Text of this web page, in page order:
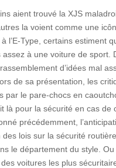
aient trouvé la XJS
la voient comme une
l’E-Type, certains estiment
à une voiture de sport.
d’idées mal
de sa présentation, les
par le pare-chocs en
là pour la sécurité en cas de
précédemment,
des lois sur la sécurité
le département du style.
des voitures les plus